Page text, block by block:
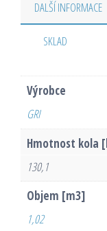
DALŠÍ INFORMACE
SKLAD
Výrobce
GRI
Hmotnost kola
130,1
Objem [m3]
1,02